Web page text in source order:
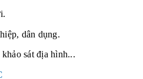
dân dụng.
sát địa hình...